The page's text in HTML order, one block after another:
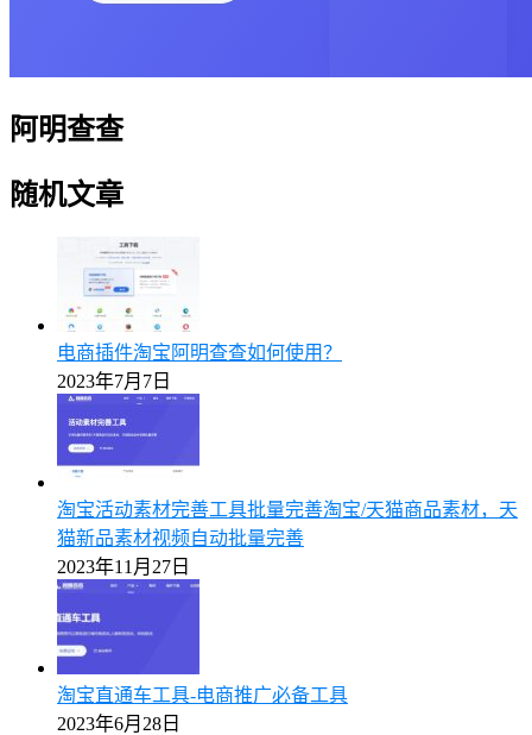
阿明查查
随机文章
电商插件淘宝阿明查查如何使用？
2023年7月7日
淘宝活动素材完善工具批量完善淘宝/天猫商品素材，天
猫新品素材视频自动批量完善
2023年11月27日
淘宝直通车工具-电商推广必备工具
2023年6月28日